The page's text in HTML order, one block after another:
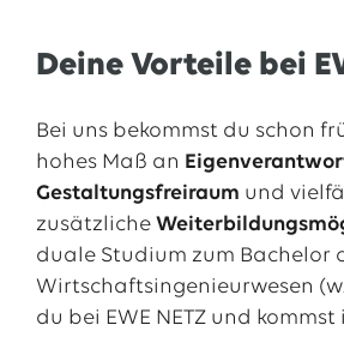
Deine Vorteile bei
Bei uns bekommst du schon
hohes Maß an
Gestaltungsfreiraum und
zusätzliche
duale Studium zum Bachelor
Wirtschaftsingenieurwesen
du bei EWE NETZ und kommst